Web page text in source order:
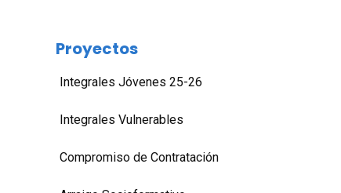
Proyectos
Integrales Jóvenes 25-26
Integrales Vulnerables
Compromiso de Contratación